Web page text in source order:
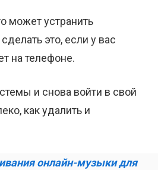
может устранить
это, если у вас
на телефоне.
и снова войти в свой
как удалить и
онлайн-музыки для